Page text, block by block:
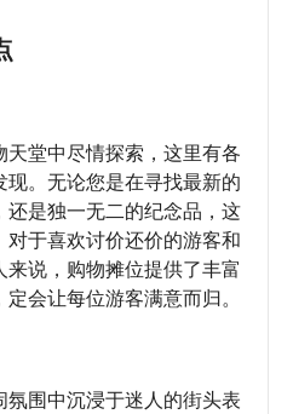
堂中尽情探索，这里有各
。无论您是在寻找最新的
还是独一无二的纪念品，这
于喜欢讨价还价的游客和
说，购物摊位提供了丰富
会让每位游客满意而归。
围中沉浸于迷人的街头表